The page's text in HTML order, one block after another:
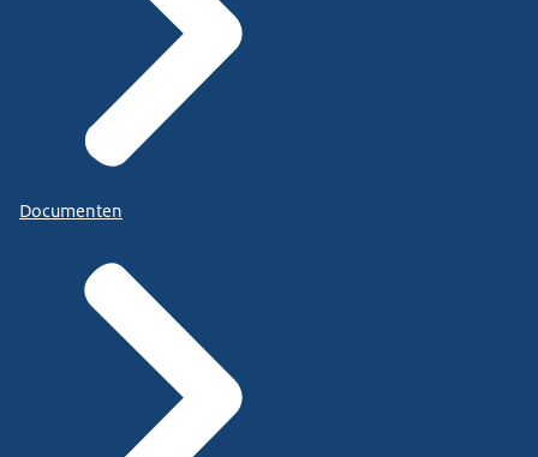
Documenten